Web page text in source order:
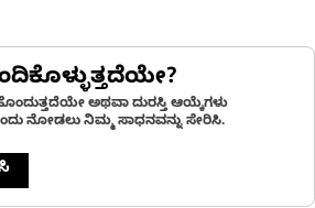
ಅಥವಾ ದುರಸ್ತಿ ಆಯ್ಕೆಗಳು
ನೋಡಲು ನಿಮ್ಮ ಸಾಧನವನ್ನು ಸೇರಿಸಿ.